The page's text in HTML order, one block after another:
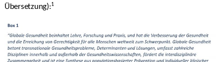
Übersetzung):1